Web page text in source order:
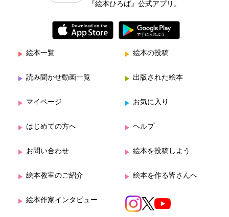
『絵本ひろば』公式アプリ。
絵本一覧 絵本の投稿
読み聞かせ動画一覧 出版された絵本
マイページ お気に入り
はじめての方へ ヘルプ
お問い合わせ 絵本を投稿しよう
絵本教室のご紹介 絵本を作る皆さんへ
絵本作家インタビュー